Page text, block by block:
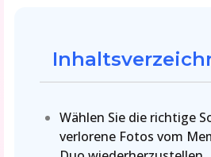
Wählen Sie die richtige
verlorene Fotos vom